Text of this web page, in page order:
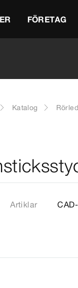
FÖRETAG
Katalog
Artiklar